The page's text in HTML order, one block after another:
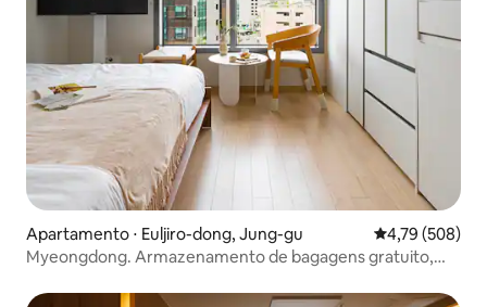
Apartamento ⋅ Euljiro-dong, Jung-gu 4,79 de uma
4,79 (508)
Myeongdong. Armazenamento de bagagens gratuito,